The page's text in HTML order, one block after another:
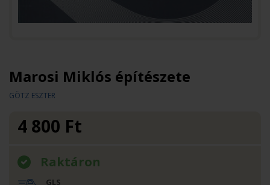
Marosi Miklós építészete
GÖTZ ESZTER
4 800 Ft
Raktáron
GLS